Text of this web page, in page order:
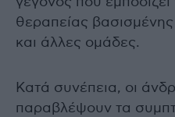
θεραπείας
και άλλες ομάδες.
Κατά συνέπεια, οι
παραβλέψουν τα